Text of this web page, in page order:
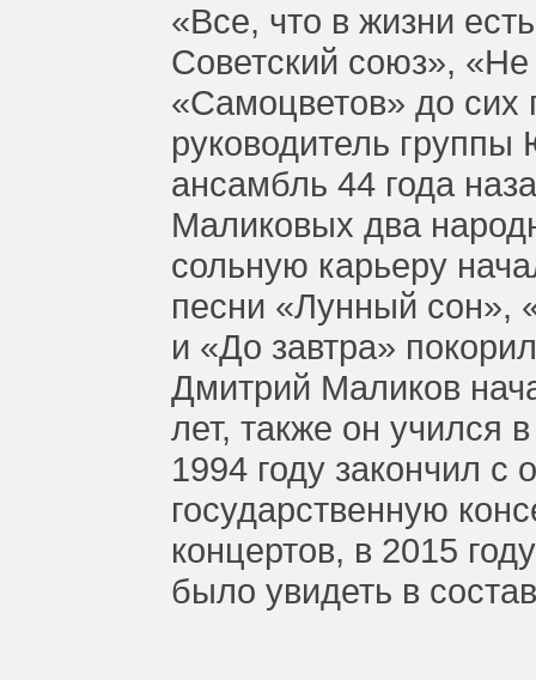
«Все, что в жизни
Советский союз»,
«Самоцветов» до сих
руководитель
ансамбль 44 года
Маликовых два
сольную карьеру
песни «Лунный сон»,
и «До завтра»
Дмитрий Маликов
лет, также он учился
1994 году закончил с
государственную
концертов, в 2015
было увидеть в